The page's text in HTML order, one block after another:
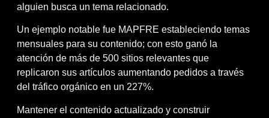
alguien busca un tema relacionado.
Un ejemplo notable fue MAPFRE estableciendo temas
mensuales para su contenido; con esto ganó la
atención de más de 500 sitios relevantes que
replicaron sus artículos aumentando pedidos a través
del tráfico orgánico en un 227%.
Mantener el contenido actualizado y construir